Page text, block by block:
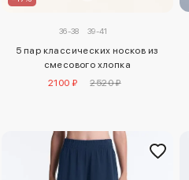
36-38 39-41
5 пар классических носков из
смесового хлопка
2100 ₽
2520 ₽